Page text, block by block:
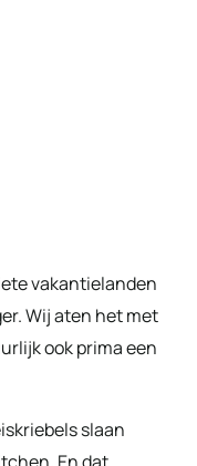
vakantielanden
Wij aten het met
ook prima een
slaan